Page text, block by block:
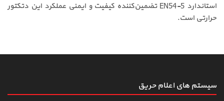
استاندارد EN54-5 تضمین‌کننده کیفیت و ایمنی عملکرد این دتکتور
حرارتی است.
سیستم های اعلام حریق